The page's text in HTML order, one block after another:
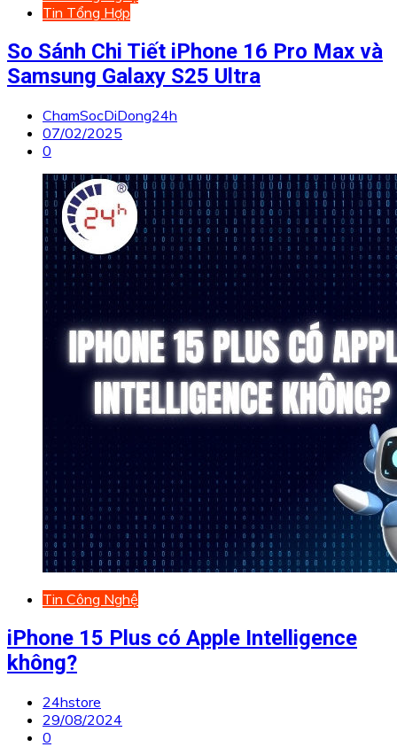
Tin Tổng Hợp
So Sánh Chi Tiết iPhone 16 Pro Max và
Samsung Galaxy S25 Ultra
ChamSocDiDong24h
07/02/2025
0
Tin Công Nghệ
iPhone 15 Plus có Apple Intelligence
không?
24hstore
29/08/2024
0